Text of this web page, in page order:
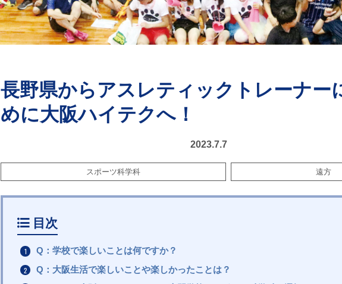
長野県からアスレティックトレーナー
めに大阪ハイテクへ！
2023.7.7
スポーツ科学科 遠方
目次
Q：学校で楽しいことは何ですか？
Q：大阪生活で楽しいことや楽しかったことは？